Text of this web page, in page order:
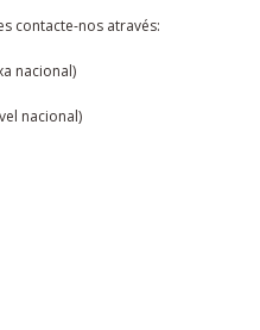
contacte-nos através:
nacional)
nacional)